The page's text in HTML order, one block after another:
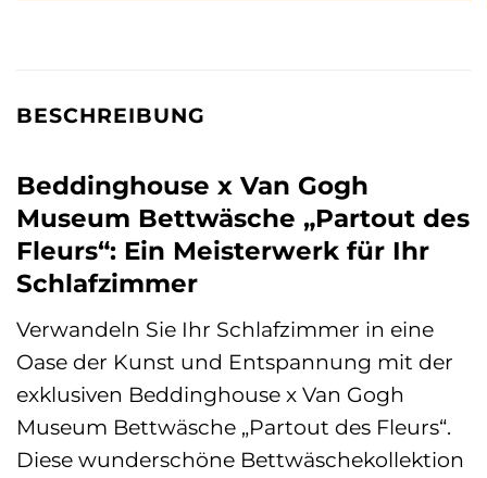
BESCHREIBUNG
Beddinghouse x Van Gogh
Museum Bettwäsche „Partout des
Fleurs“: Ein Meisterwerk für Ihr
Schlafzimmer
Verwandeln Sie Ihr Schlafzimmer in eine
Oase der Kunst und Entspannung mit der
exklusiven Beddinghouse x Van Gogh
Museum Bettwäsche „Partout des Fleurs“.
Diese wunderschöne Bettwäschekollektion